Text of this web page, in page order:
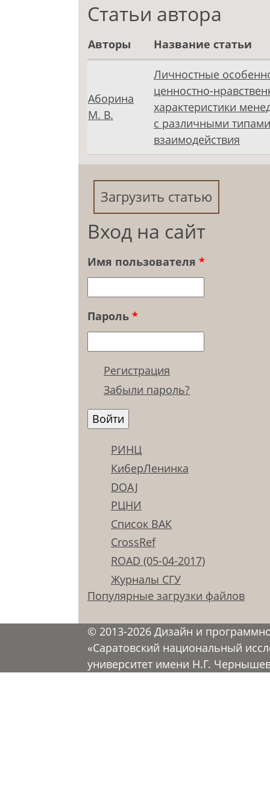
Статьи автора
Авторы Название статьи
Аборина
М. В.
Личностные
ценностно-
характеристики
с различными типами
взаимодействия
Загрузить статью
Вход на сайт
Имя пользователя *
Пароль *
Регистрация
Забыли пароль?
РИНЦ
КиберЛенинка
DOAJ
РЦНИ
Список ВАК
CrossRef
ROAD (05-04-2017)
Журналы СГУ
Популярные загрузки файлов
© 2013-2026 Дизайн и
«Саратовский национальный
университет имени Н.Г.